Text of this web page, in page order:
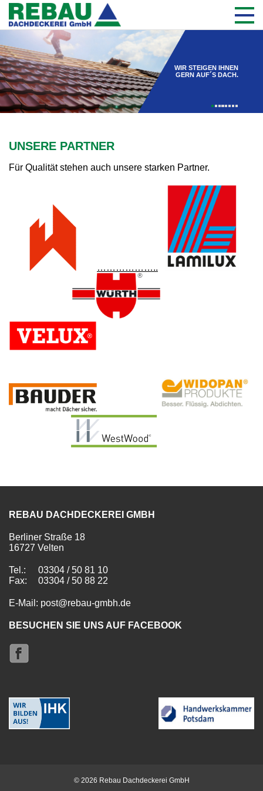
WIR STEIGEN IHNEN
GERN AUF´S DACH.
UNSERE PARTNER
Für Qualität stehen auch unsere starken Partner.
………………..
REBAU DACHDECKEREI GMBH
Berliner Straße 18
16727 Velten
Tel.:
03304 / 50 81 10
Fax:
03304 / 50 88 22
E-Mail: post@rebau-gmbh.de
BESUCHEN SIE UNS AUF FACEBOOK
© 2026 Rebau Dachdeckerei GmbH